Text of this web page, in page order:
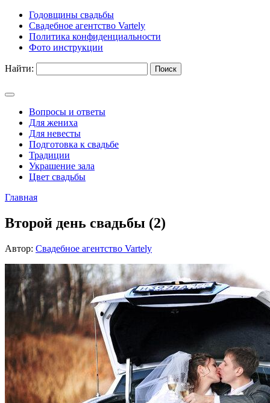
Годовщины свадьбы
Свадебное агентство Vartely
Политика конфиденциальности
Фото инструкции
Найти:
Вопросы и ответы
Для жениха
Для невесты
Подготовка к свадьбе
Традиции
Украшение зала
Цвет свадьбы
Главная
Второй день свадьбы (2)
Автор: Свадебное агентство Vartely